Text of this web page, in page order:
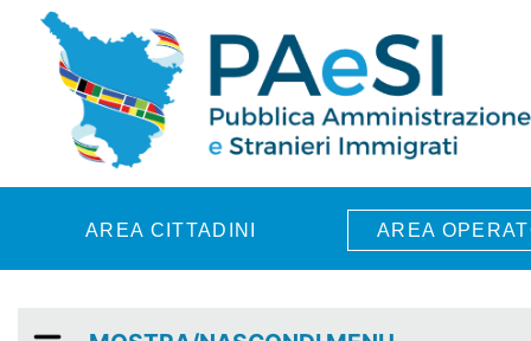
Skip to main content
AREA CITTADINI AREA